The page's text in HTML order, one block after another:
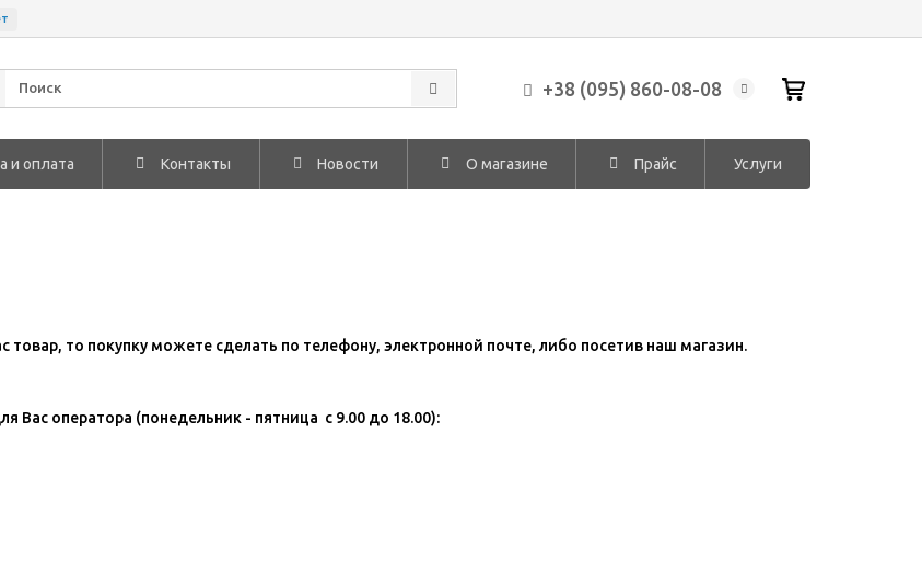
+38 (095) 860-08-08
и оплата Контакты Новости О магазине Прайс Услуги
то покупку можете сделать по телефону, электронной почте, либо посетив наш магазин.
оператора (понедельник - пятница с 9.00 до 18.00):